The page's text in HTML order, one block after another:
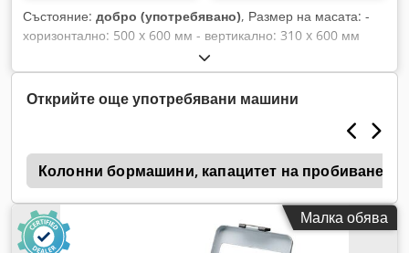
Състояние: добро (употребявано), Размер на масата: -
хоризонтално: 500 x 600 мм - вертикално: 310 x 600 мм
Накланяне: 90° Габаритни размери (ДxШxВ), прибл.: 700 x
520 x 520 мм Dcsdpfed Tticox Ah Iok Тегло, прибл.: 280 кг
Артикулен номер: WW12214
Открийте още употребявани машини
Колонни бормашини, капацитет на пробиване
Малка обява